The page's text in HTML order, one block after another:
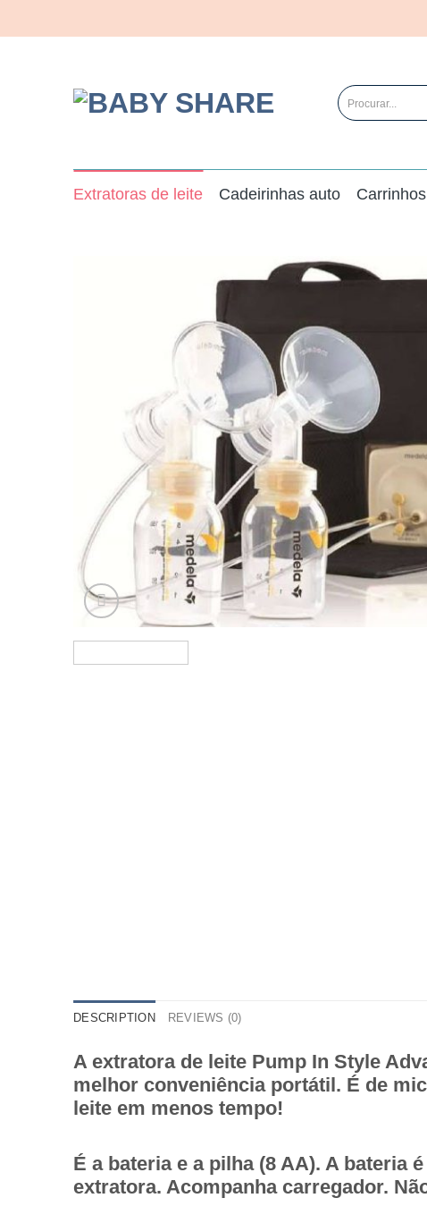
Search
for:
Extratoras de leite Cadeirinhas auto Carrinhos
DESCRIPTION REVIEWS (0)
A extratora de leite Pump In Style
melhor conveniência portátil. É de
leite em menos tempo!
É a bateria e a pilha (8 AA). A bateria
extratora. Acompanha carregador.